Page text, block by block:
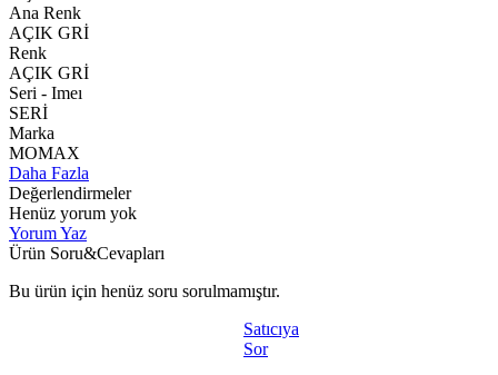
Ana Renk
AÇIK GRİ
Renk
AÇIK GRİ
Seri - Imeı
SERİ
Marka
MOMAX
Daha Fazla
Değerlendirmeler
Henüz yorum yok
Yorum Yaz
Ürün Soru&Cevapları
Bu ürün için henüz soru sorulmamıştır.
Satıcıya
Sor